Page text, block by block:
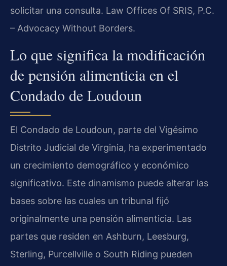
solicitar una consulta. Law Offices Of SRIS, P.C.
– Advocacy Without Borders.
Lo que significa la modificación
de pensión alimenticia en el
Condado de Loudoun
El Condado de Loudoun, parte del Vigésimo
Distrito Judicial de Virginia, ha experimentado
un crecimiento demográfico y económico
significativo. Este dinamismo puede alterar las
bases sobre las cuales un tribunal fijó
originalmente una pensión alimenticia. Las
partes que residen en Ashburn, Leesburg,
Sterling, Purcellville o South Riding pueden